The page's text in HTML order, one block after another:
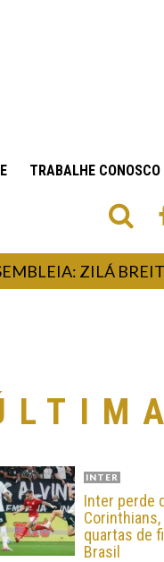
TRABALHE CONOSCO
ZILÁ
INTER
Inter perde
Corinthians,
quartas de
Brasil